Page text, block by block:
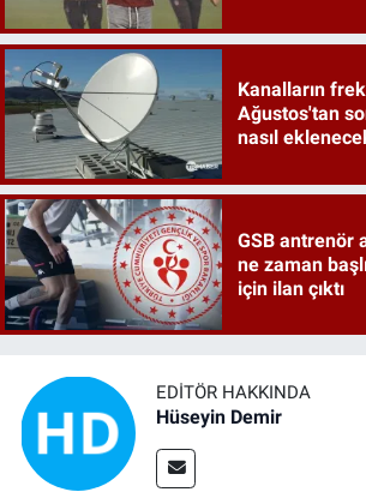
Kanalların
Ağustos'tan
nasıl
GSB antrenör
ne zaman
için ilan çıktı
EDITÖR HAKKINDA
Hüseyin Demir